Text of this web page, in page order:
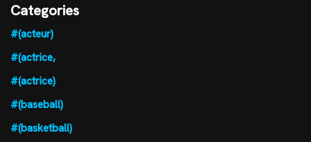
Categories
#(acteur)
#(actrice,
#(actrice)
#(baseball)
#(basketball)